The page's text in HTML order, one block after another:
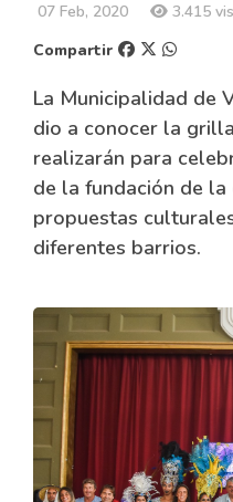
07 Feb, 2020
3.415
Compartir
La Municipalidad de
dio a conocer la
realizarán para
de la fundación de la
propuestas
diferentes barrios.